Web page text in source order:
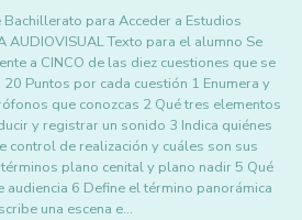
Bachillerato para Acceder a Estudios
AUDIOVISUAL Texto para el alumno Se
a CINCO de las diez cuestiones que se
Puntos por cada cuestión 1 Enumera y
que conozcas 2 Qué tres elementos
y registrar un sonido 3 Indica quiénes
control de realización y cuáles son sus
plano cenital y plano nadir 5 Qué
6 Define el término panorámica
una escena e…